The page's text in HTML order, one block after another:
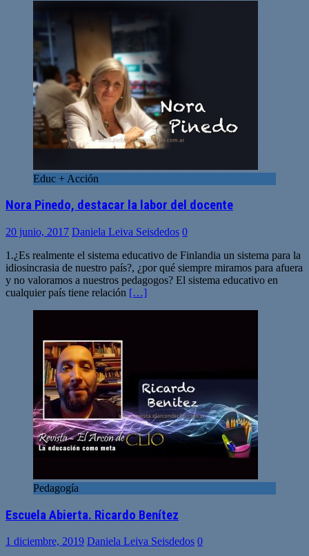
Educ + Acción
Nora Pinedo, destacar la labor del docente
20 junio, 2017 Daniela Leiva Seisdedos 0
1.¿Es realmente el sistema educativo de Finlandia un sistema para la
idiosincrasia de nuestro país?, ¿por qué siempre miramos para afuera
y no valoramos a nuestros pedagogos? El sistema educativo en
cualquier país tiene relación […]
Pedagogía
Escuela Abierta. Ricardo Benítez
1 diciembre, 2019 Daniela Leiva Seisdedos 0